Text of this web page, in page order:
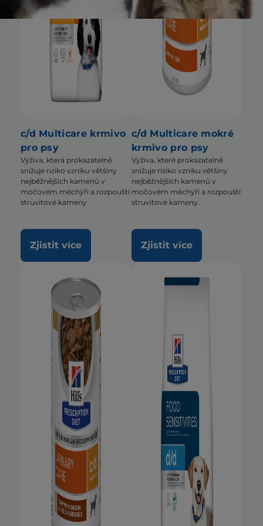
c/d Multicare krmivo
pro psy
Výživa, která prokazatelně
snižuje riziko vzniku většiny
nejběžnějších kamenů v
močovém měchýři a rozpouští
struvitové kameny
Zjistit více
c/d Multicare mokré
krmivo pro psy
Výživa, které prokazatelně
snižuje riziko vzniku většiny
nejběžnějších kamenů v
močovém měchýři a rozpouští
struvitové kameny.
Zjistit více